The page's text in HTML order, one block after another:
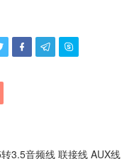
  
3.5音频线 联接线 AUX线